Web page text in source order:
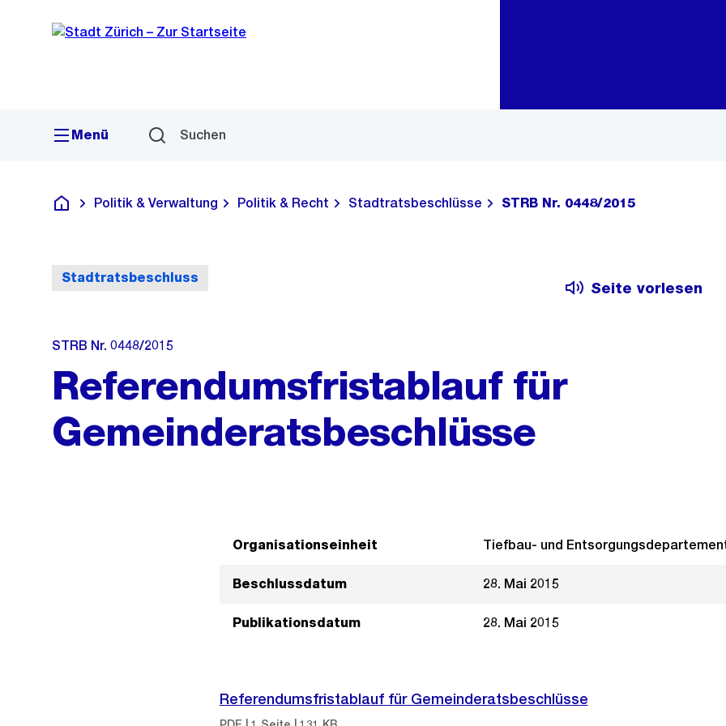
Navigation
Sprunglink
Menü Suchen
Deutsch
Politik & Verwaltung Politik & Recht Stadtratsbeschlüsse STRB Nr. 0448/2015
Stadtratsbeschluss
Seite vorlesen
STRB Nr. 0448/2015
Referendumsfristablauf für
Gemeinderatsbeschlüsse
Organisationseinheit Tiefbau- und
Beschlussdatum 28. Mai 2015
Publikationsdatum 28. Mai 2015
Referendumsfristablauf für Gemeinderatsbeschlüsse